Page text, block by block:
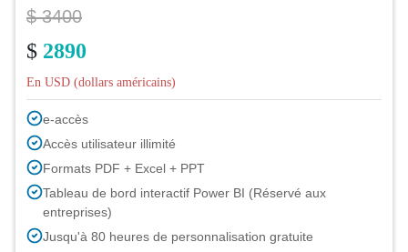
$ 3400
$ 2890
En USD (dollars américains)
e-accès
Accès utilisateur illimité
Formats PDF + Excel + PPT
Tableau de bord interactif Power BI (Réservé aux
entreprises)
Jusqu'à 80 heures de personnalisation gratuite